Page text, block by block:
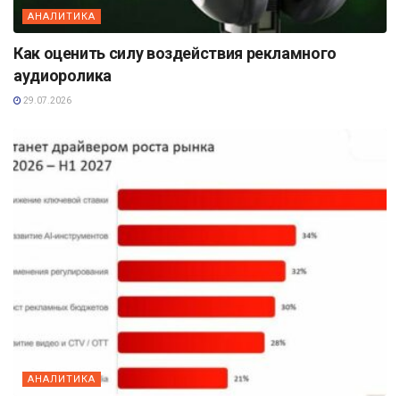
АНАЛИТИКА
Как оценить силу воздействия рекламного
аудиоролика
29.07.2026
АНАЛИТИКА